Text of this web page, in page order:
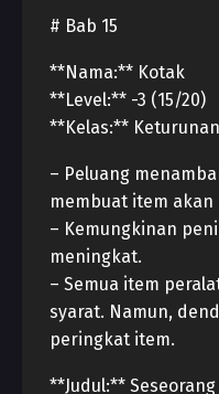
# Bab 15
**Nama:** Kotak
**Level:** -3 (15/20)
**Kelas:**
– Peluang
membuat item
– Kemungkinan
meningkat.
– Semua item
syarat. Namun,
peringkat item.
**Judul:**